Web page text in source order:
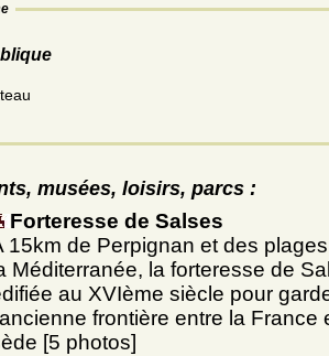
musées, loisirs, parcs :
Forteresse de Salses
15km de Perpignan et des
Méditerranée, la forteresse de
au XVIème siècle pour
frontière entre la France
[5 photos]